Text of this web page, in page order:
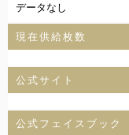
データなし
現在供給枚数
公式サイト
公式フェイスブック